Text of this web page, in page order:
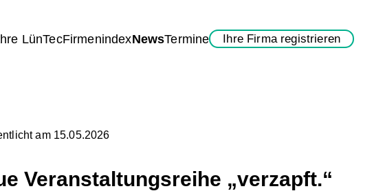
LünTecFirmenindexNewsTermine Ihre Firma registrieren
am 15.05.2026
Veranstaltungsreihe „verzapft.“